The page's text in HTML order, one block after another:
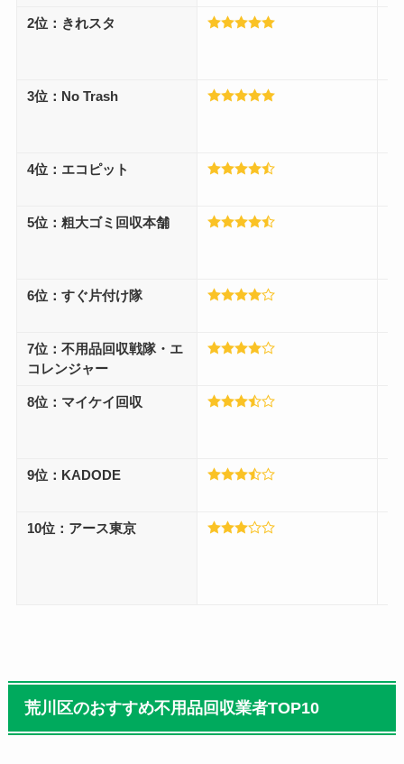
2位：きれスタ
3位：No Trash
4位：エコピット
5位：粗大ゴミ回収本舗
6位：すぐ片付け隊
7位：不用品回収戦隊・エ
コレンジャー
8位：マイケイ回収
9位：KADODE
10位：アース東京
荒川区のおすすめ不用品回収業者TOP10